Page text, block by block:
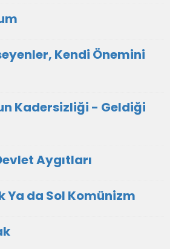
Kendi Önemini
Kadersizliği - Geldiği
Aygıtları
Ya da Sol Komünizm